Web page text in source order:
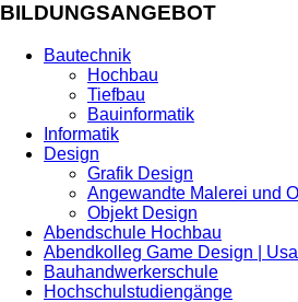
BILDUNGSANGEBOT
Bautechnik
Hochbau
Tiefbau
Bauinformatik
Informatik
Design
Grafik Design
Angewandte Malerei und
Objekt Design
Abendschule Hochbau
Abendkolleg Game Design |
Bauhandwerkerschule
Hochschulstudiengänge